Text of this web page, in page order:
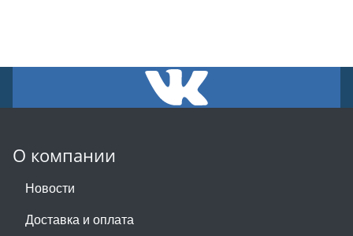
О компании
Новости
Доставка и оплата